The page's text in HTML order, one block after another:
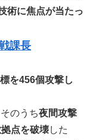
術に焦点が当たっ
課長
を456個攻撃し
のうち夜間攻撃
点を破壊した